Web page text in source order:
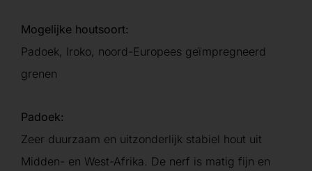
Mogelijke houtsoort:
Padoek, Iroko, noord-Europees geïmpregneerd
grenen
Padoek:
Zeer duurzaam en uitzonderlijk stabiel hout uit
Midden- en West-Afrika. De nerf is matig fijn en